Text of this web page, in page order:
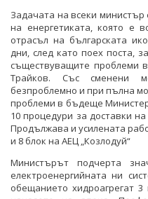
Задачата на всеки
на енергетиката, която е
отрасъл на българската
дни, след като поех поста,
съществуващите проблеми
Трайков. Със сменени
безпроблемно и при пълна
проблеми в бъдеще
10 процедури за доставки
Продължава и усилената
и 8 блок на АЕЦ „Козлодуй“
Министърът подчерта
електроенергийната ни
обещанието хидроагрегат